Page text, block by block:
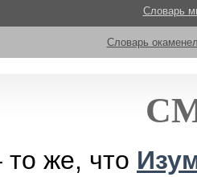
Словарь
Словарь
то же, что